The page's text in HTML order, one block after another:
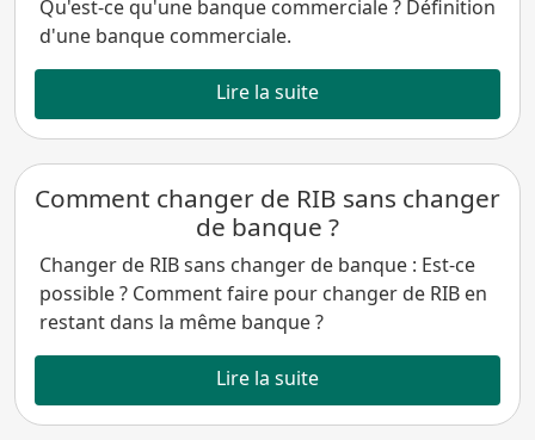
Qu'est-ce qu'une banque commerciale ? Définition
d'une banque commerciale.
Lire la suite
Comment changer de RIB sans changer
de banque ?
Changer de RIB sans changer de banque : Est-ce
possible ? Comment faire pour changer de RIB en
restant dans la même banque ?
Lire la suite